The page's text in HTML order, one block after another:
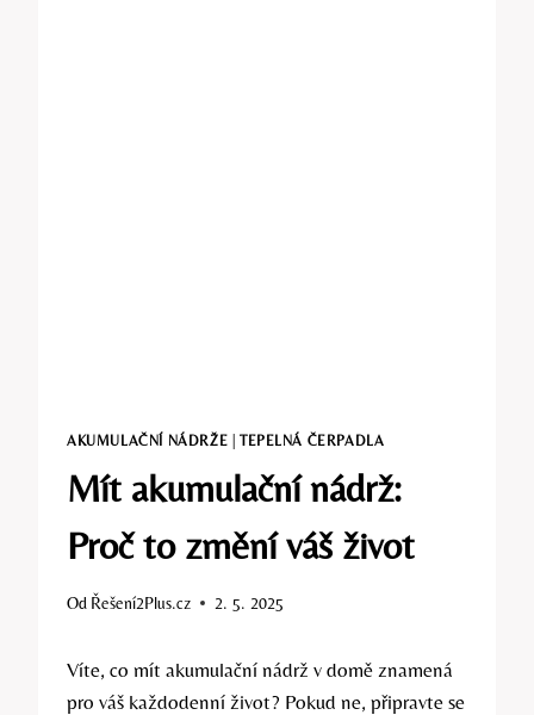
AKUMULAČNÍ NÁDRŽE TEPELNÁ ČERPADLA
Mít akumulační nádrž:
Proč to změní váš život
Od Řešení2Plus.cz 2. 5. 2025
Víte, co mít akumulační nádrž v domě znamená
pro váš každodenní život? Pokud ne, připravte se